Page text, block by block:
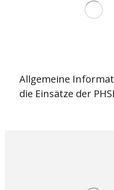
Allgemeine
die Einsätze der